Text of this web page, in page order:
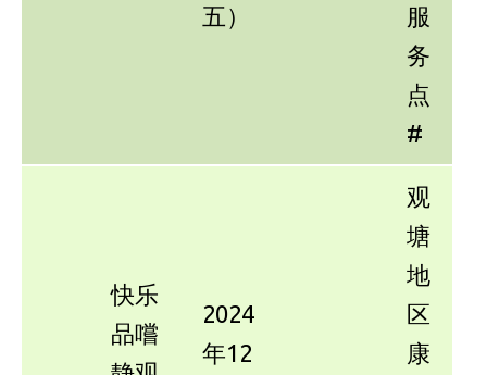
五）
服
务
点
#
快乐
品嚐
2024
年12
观
塘
地
区
康